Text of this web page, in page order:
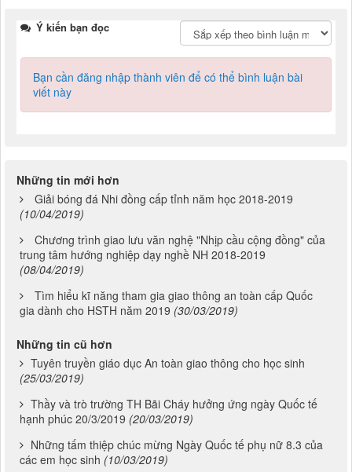
Ý kiến bạn đọc
Bạn cần đăng nhập thành viên để có thể bình luận bài
viết này
Những tin mới hơn
Giải bóng đá Nhi đồng cấp tỉnh năm học 2018-2019
(10/04/2019)
Chương trình giao lưu văn nghệ "Nhịp cầu cộng đồng" của
trung tâm hướng nghiệp dạy nghề NH 2018-2019
(08/04/2019)
Tìm hiểu kĩ năng tham gia giao thông an toàn cấp Quốc
gia dành cho HSTH năm 2019 (30/03/2019)
Những tin cũ hơn
Tuyên truyền giáo dục An toàn giao thông cho học sinh
(25/03/2019)
Thầy và trò trường TH Bãi Cháy hưởng ứng ngày Quốc tế
hạnh phúc 20/3/2019 (20/03/2019)
Những tấm thiệp chúc mừng Ngày Quốc tế phụ nữ 8.3 của
các em học sinh (10/03/2019)